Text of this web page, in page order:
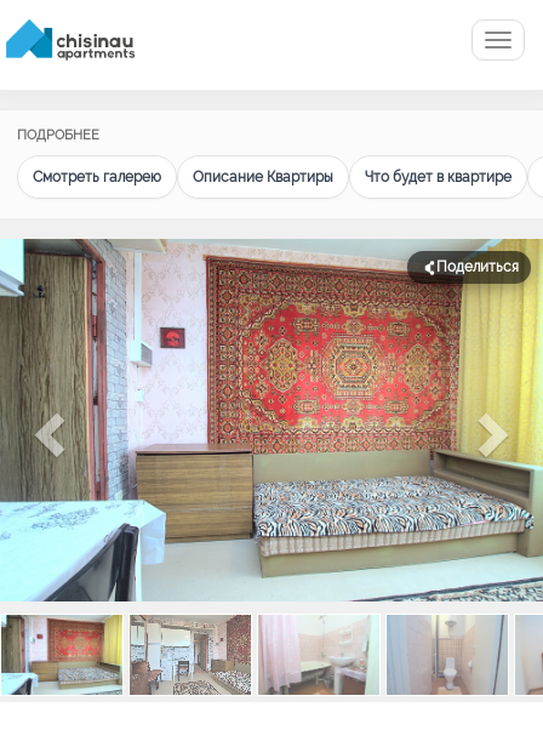
Menu
ПОДРОБНЕЕ
Смотреть галерею Описание Квартиры Что будет в квартире
Поделиться